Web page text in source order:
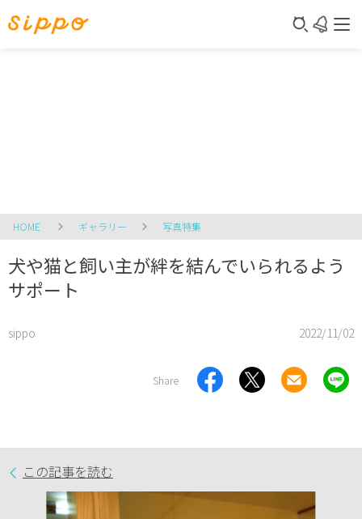
HOME ギャラリー 写真特集
犬や猫と飼い主が絆を結んでいられるよう
サポート
sippo 2022/11/02
Share
この記事を読む